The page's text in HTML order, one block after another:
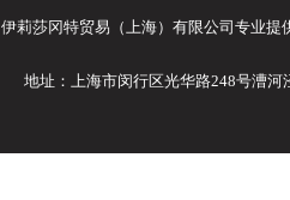
伊莉莎冈特贸易（上海）有限公司专业提
地址：上海市闵行区光华路248号漕